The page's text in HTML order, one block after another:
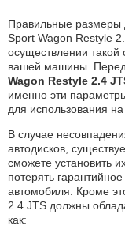
Правильные размеры
Sport Wagon Restyle
осуществлении
вашей машины. Перед
Wagon Restyle 2.4
именно эти
для использования
В случае
автодисков,
сможете установить
потерять
автомобиля. Кроме
2.4 JTS должны
как: